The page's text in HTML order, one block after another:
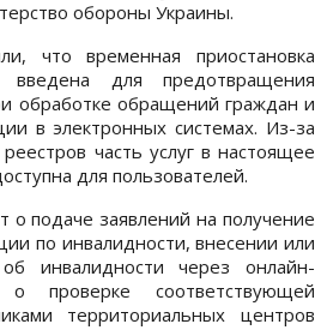
обороны Украины.
что временная приостановка
введена для предотвращения
обработке обращений граждан и
в электронных системах. Из-за
часть услуг в настоящее
для пользователей.
о подаче заявлений на получение
по инвалидности, внесении или
инвалидности через онлайн-
проверке соответствующей
территориальных центров